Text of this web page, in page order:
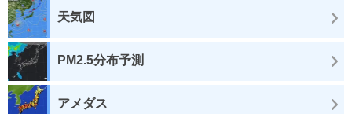
天気図
PM2.5分布予測
アメダス